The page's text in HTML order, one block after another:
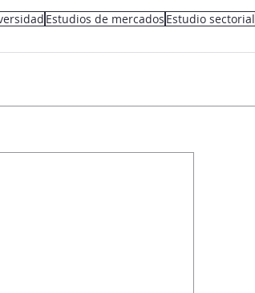
Estudios de mercados Estudio sectorial